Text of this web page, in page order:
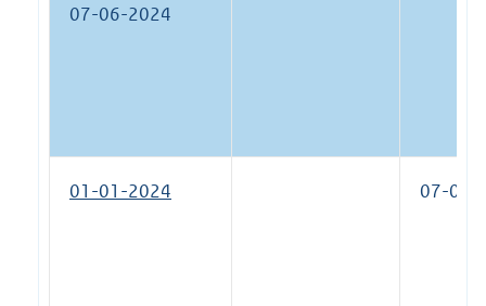
07-06-2024
01-01-2024 07-06-